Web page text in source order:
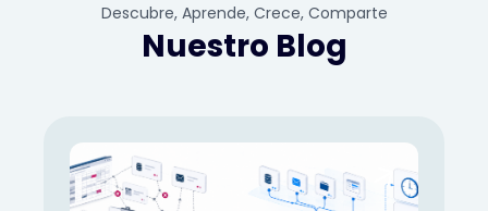
Descubre, Aprende, Crece, Comparte
Nuestro Blog